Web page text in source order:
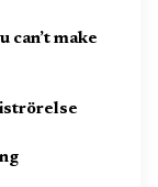
can’t make